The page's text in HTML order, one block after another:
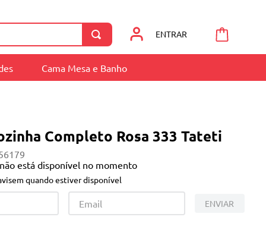
ENTRAR
Cama Mesa e Banho
Completo Rosa 333 Tateti
está disponível no momento
quando estiver disponível
ENVIAR